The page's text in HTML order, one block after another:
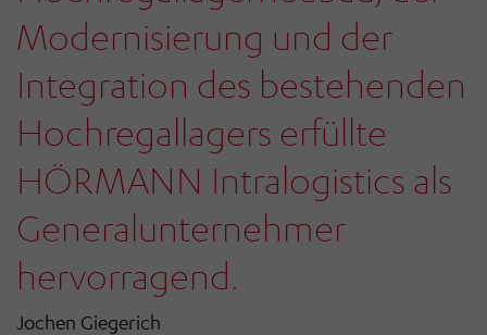
Modernisierung und der
Integration des bestehenden
Hochregallagers erfüllte
HÖRMANN Intralogistics als
Generalunternehmer
hervorragend.
Jochen Giegerich